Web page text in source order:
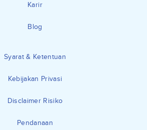
Karir
Blog
Syarat & Ketentuan
Kebijakan Privasi
Disclaimer Risiko
Pendanaan